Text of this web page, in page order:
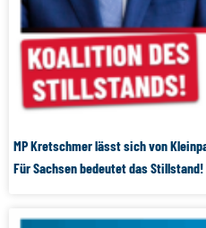
MP Kretschmer lässt sich von
Für Sachsen bedeutet das Stillstand!